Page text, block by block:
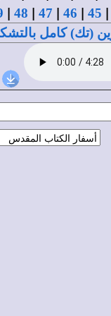
|
45
|
46
|
47
|
48
|
(تك) كامل